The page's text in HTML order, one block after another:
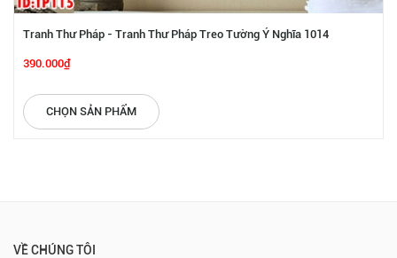
Tranh Thư Pháp - Tranh Thư Pháp Treo Tường Ý Nghĩa 1014
390.000₫
CHỌN SẢN PHẨM
VỀ CHÚNG TÔI